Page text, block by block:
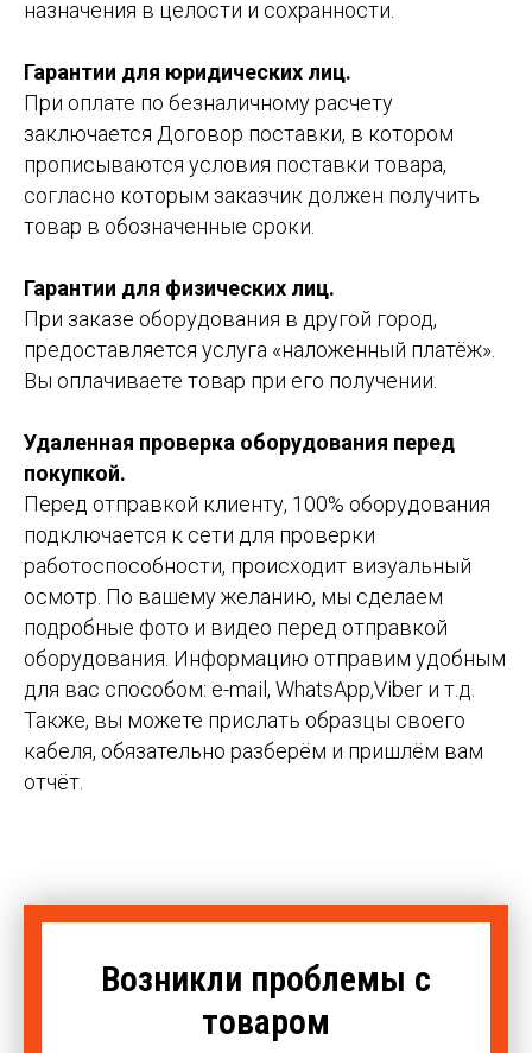
назначения в целости и сохранности.
Гарантии для юридических лиц.
При оплате по безналичному расчету
заключается Договор поставки, в котором
прописываются условия поставки товара,
согласно которым заказчик должен получить
товар в обозначенные сроки.
Гарантии для физических лиц.
При заказе оборудования в другой город,
предоставляется услуга «наложенный платёж».
Вы оплачиваете товар при его получении.
Удаленная проверка оборудования перед
покупкой.
Перед отправкой клиенту, 100% оборудования
подключается к сети для проверки
работоспособности, происходит визуальный
осмотр. По вашему желанию, мы сделаем
подробные фото и видео перед отправкой
оборудования. Информацию отправим удобным
для вас способом: e-mail, WhatsApp,Viber и т.д.
Также, вы можете прислать образцы своего
кабеля, обязательно разберём и пришлём вам
отчёт.
Возникли проблемы с
товаром